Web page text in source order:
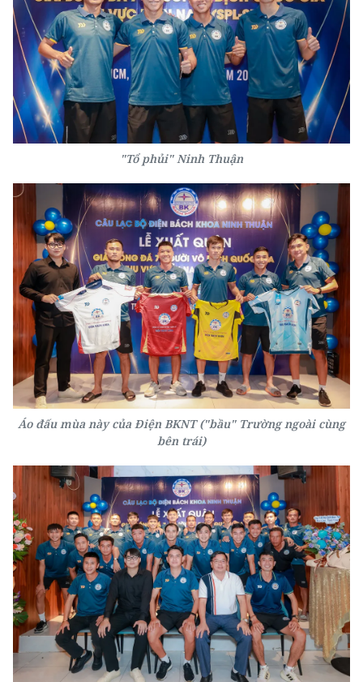
"Tổ phủi" Ninh Thuận
Áo đấu mùa này của Điện BKNT ("bầu" Trường ngoài cùng
bên trái)